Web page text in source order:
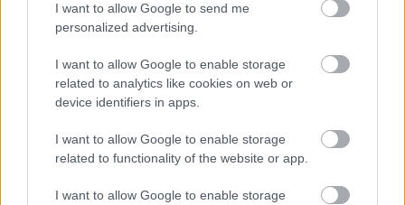
I want to allow Google to send me
personalized advertising.
I want to allow Google to enable storage
related to analytics like cookies on web or
device identifiers in apps.
I want to allow Google to enable storage
related to functionality of the website or app.
I want to allow Google to enable storage
Jön még kép!